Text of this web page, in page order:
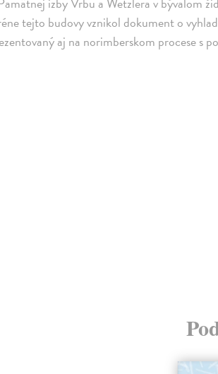
tejto budovy vznikol dokument o
aj na norimberskom procese s